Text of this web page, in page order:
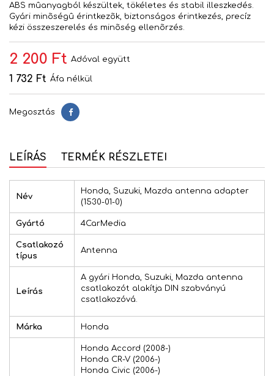
ABS mûanyagból készültek, tökéletes és stabil illeszkedés.
Gyári minõségû érintkezõk, biztonságos érintkezés, precíz
kézi összeszerelés és minõség ellenõrzés.
2 200 Ft Adóval együtt
1 732 Ft Áfa nélkül
Megosztás Megosztás
LEÍRÁS TERMÉK RÉSZLETEI
Név
Honda, Suzuki, Mazda antenna adapter
(1530-01-0)
Gyártó 4CarMedia
Csatlakozó
típus
Antenna
Leírás
A gyári Honda, Suzuki, Mazda antenna
csatlakozót alakítja DIN szabványú
csatlakozóvá.
Márka Honda
Honda Accord (2008-)
Honda CR-V (2006-)
Honda Civic (2006-)